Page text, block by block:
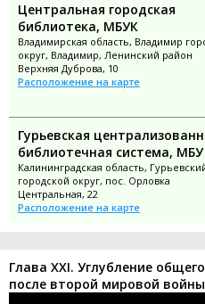
Центральная городская
библиотека, МБУК
Владимирская область, Владимир
округ, Владимир, Ленинский район
Верхняя Дуброва, 10
Расположение на карте
Гурьевская
библиотечная система, МБУ
Калининградская область,
городской округ, пос. Орловка
Центральная, 22
Расположение на карте
Глава XXI. Углубление
после второй мировой войны